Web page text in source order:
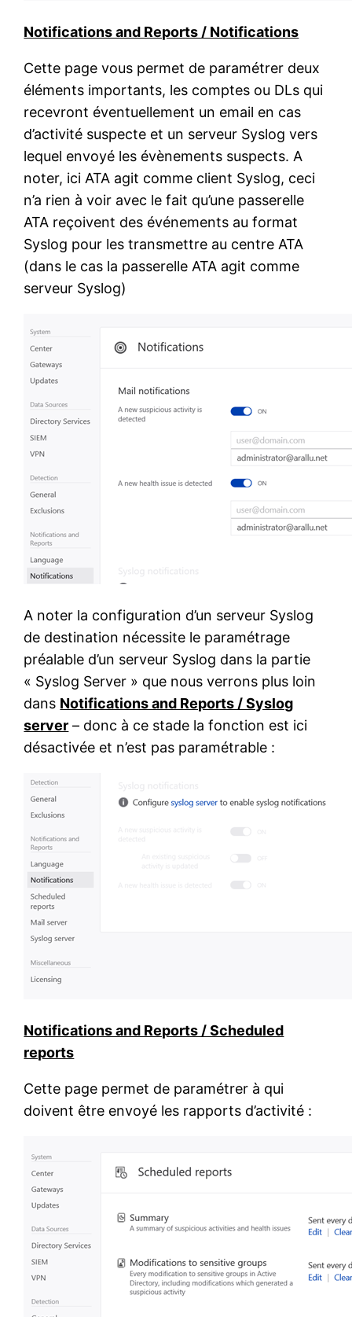
Notifications and Reports / Notifications
Cette page vous permet de paramétrer deux
éléments importants, les comptes ou DLs qui
recevront éventuellement un email en cas
d’activité suspecte et un serveur Syslog vers
lequel envoyé les évènements suspects. A
noter, ici ATA agit comme client Syslog, ceci
n’a rien à voir avec le fait qu’une passerelle
ATA reçoivent des événements au format
Syslog pour les transmettre au centre ATA
(dans le cas la passerelle ATA agit comme
serveur Syslog)
A noter la configuration d’un serveur Syslog
de destination nécessite le paramétrage
préalable d’un serveur Syslog dans la partie
« Syslog Server » que nous verrons plus loin
dans Notifications and Reports / Syslog
server – donc à ce stade la fonction est ici
désactivée et n’est pas paramétrable :
Notifications and Reports / Scheduled
reports
Cette page permet de paramétrer à qui
doivent être envoyé les rapports d’activité :